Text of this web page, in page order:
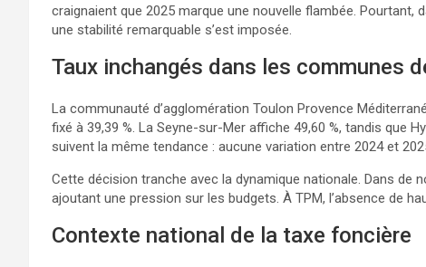
craignaient que 2025 marque une nouvelle flambée. Pourtant,
une stabilité remarquable s’est imposée.
Taux inchangés dans les communes
La communauté d’agglomération Toulon Provence
fixé à 39,39 %. La Seyne-sur-Mer affiche 49,60 %, tandis que
suivent la même tendance : aucune variation entre 2024 et
Cette décision tranche avec la dynamique nationale. Dans de
ajoutant une pression sur les budgets. À TPM, l’absence de
Contexte national de la taxe foncière